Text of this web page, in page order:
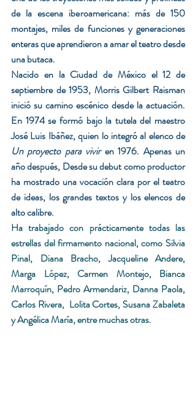
de la escena iberoamericana: más de 150
montajes, miles de funciones y generaciones
enteras que aprendieron a amar el teatro desde
una butaca.
Nacido en la Ciudad de México el 12 de
septiembre de 1953, Morris Gilbert Raisman
inició su camino escénico desde la actuación.
En 1974 se formó bajo la tutela del maestro
José Luis Ibáñez, quien lo integró al elenco de
Un proyecto para vivir en 1976. Apenas un
año después, Desde su debut como productor
ha mostrado una vocación clara por el teatro
de ideas, los grandes textos y los elencos de
alto calibre.
Ha trabajado con prácticamente todas las
estrellas del firmamento nacional, como Silvia
Pinal, Diana Bracho, Jacqueline Andere,
Marga López, Carmen Montejo, Bianca
Marroquín, Pedro Armendariz, Danna Paola,
Carlos Rivera,  Lolita Cortes, Susana Zabaleta
y Angélica María, entre muchas otras.